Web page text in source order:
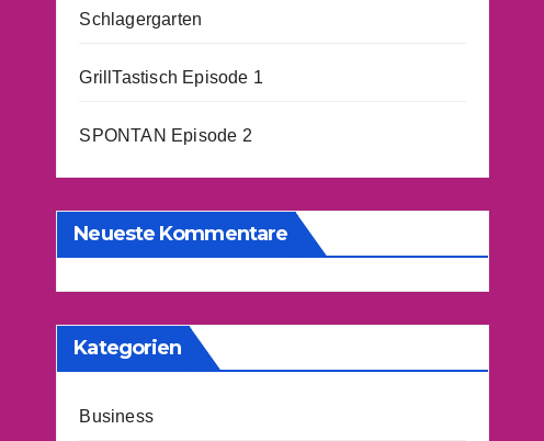
Schlagergarten
GrillTastisch Episode 1
SPONTAN Episode 2
Neueste Kommentare
Kategorien
Business